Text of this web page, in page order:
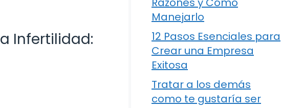
Infertilidad:
Manejarlo
12 Pasos Esenciales para
Crear una Empresa
Exitosa
Tratar a los demás
como te gustaría ser